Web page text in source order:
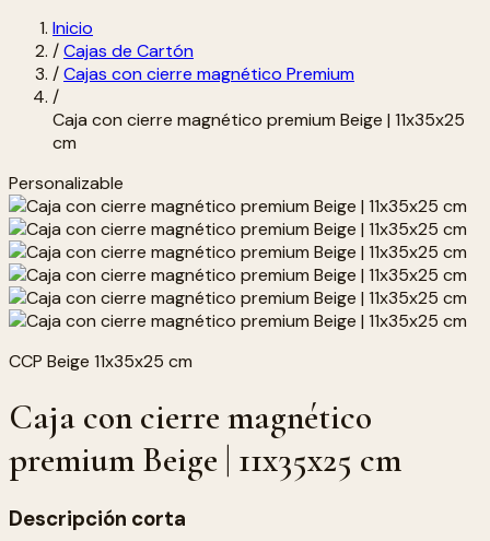
Inicio
/Cajas de Cartón
/Cajas con cierre magnético Premium
/
Caja con cierre magnético premium Beige | 11x35x25
cm
Personalizable
CCP Beige 11x35x25 cm
Caja con cierre magnético
premium Beige | 11x35x25 cm
Descripción corta